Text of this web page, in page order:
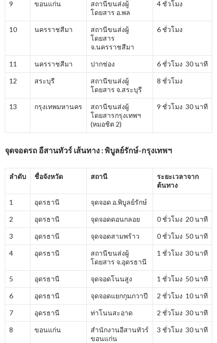
9 ขอนแก่น
สถานีขนส่งผู้
โดยสาร อ.พล
4 ชั่วโมง
10 นครราชสีมา
สถานีขนส่งผู้
โดยสาร
จ.นครราชสีมา
6 ชั่วโมง
11 นครราชสีมา ปากช่อง 6 ชั่วโมง 30 นาที
12 สระบุรี
สถานีขนส่งผู้
โดยสาร จ.สระบุรี
8 ชั่วโมง
13 กรุงเทพมหานคร
สถานีขนส่งผู้
โดยสารกรุงเทพฯ
(หมอชิต 2)
9 ชั่วโมง 30 นาที
จุดจอดรถ อีสานทัวร์ เส้นทาง : พิบูลย์รักษ์-กรุงเทพฯ
ลำดับ ชื่อจังหวัด สถานี
ระยะเวลาจาก
ต้นทาง
1 อุดรธานี จุดจอด อ.พิบูลย์รักษ์
2 อุดรธานี จุดจอดดอนกลอย 0 ชั่วโมง 20 นาที
3 อุดรธานี จุดจอดสามพร้าว 0 ชั่วโมง 50 นาที
4 อุดรธานี
สถานีขนส่งผู้
โดยสาร จ.อุดรธานี
1 ชั่วโมง 30 นาที
5 อุดรธานี จุดจอดโนนสูง 1 ชั่วโมง 50 นาที
6 อุดรธานี จุดจอดแยกกุมภวาปี 2 ชั่วโมง 10 นาที
7 อุดรธานี ท่าโนนสะอาด 2 ชั่วโมง 30 นาที
8 ขอนแก่น
สำนักงานอีสานทัวร์
ขอนแก่น
3 ชั่วโมง 30 นาที